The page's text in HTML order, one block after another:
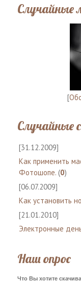
[
Случайные
[31.12.2009]
Как применить
Фотошопе. (0)
[06.07.2009]
Как установить
[21.01.2010]
Электронные
Наш опрос
Что Вы хотите